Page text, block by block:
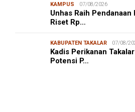
KAMPUS 07/08/2026
Unhas Raih
Riset Rp…
KABUPATEN TAKALAR 07/08/
Kadis Perikanan
Potensi P…
Mahasiswa KKN-T Unhas
Warga Desa Buae Kenali
Mikroorganisme Baik dan Jahat